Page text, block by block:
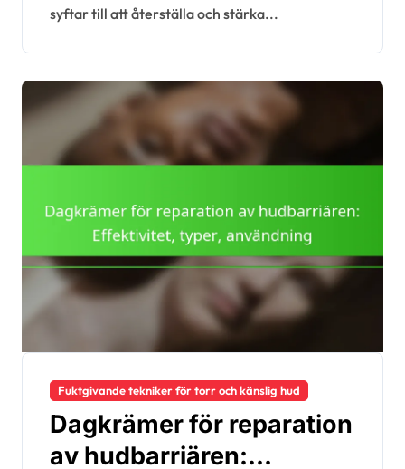
syftar till att återställa och stärka...
Fuktgivande tekniker för torr och känslig hud
Dagkrämer för reparation
av hudbarriären: